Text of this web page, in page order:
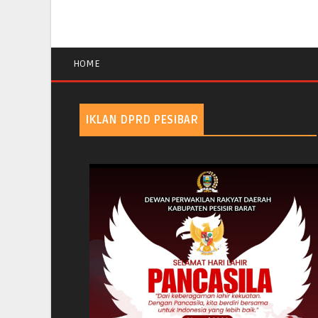
HOME
IKLAN DPRD PESIBAR